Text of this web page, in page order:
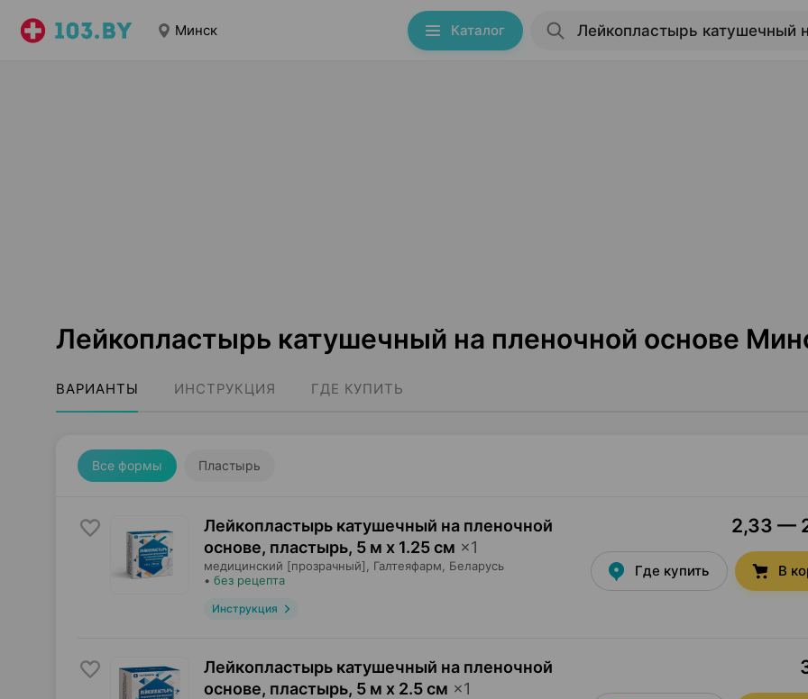
Минск Каталог
Лейкопластырь катушечный на пленочной основе
ВАРИАНТЫ ИНСТРУКЦИЯ ГДЕ КУПИТЬ
Все формы Пластырь
Лейкопластырь катушечный на пленочной
основе, пластырь, 5 м х 1.25 см ×1
медицинский [прозрачный], Галтеяфарм , Беларусь
• без рецепта
Инструкция
2,33 —
Где купить В
Лейкопластырь катушечный на пленочной
основе, пластырь, 5 м х 2.5 см ×1